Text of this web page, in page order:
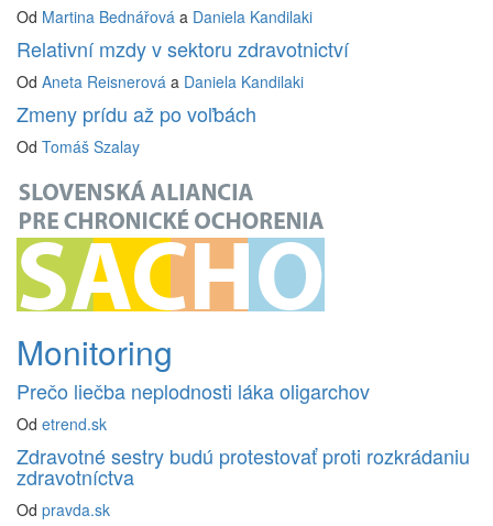
Od Martina Bednářová a Daniela Kandilaki
Relativní mzdy v sektoru zdravotnictví
Od Aneta Reisnerová a Daniela Kandilaki
Zmeny prídu až po voľbách
Od Tomáš Szalay
Monitoring
Prečo liečba neplodnosti láka oligarchov
Od etrend.sk
Zdravotné sestry budú protestovať proti rozkrádaniu
zdravotníctva
Od pravda.sk